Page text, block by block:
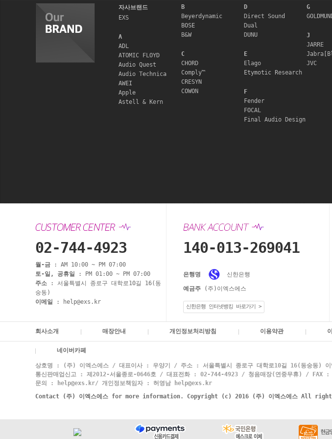
자사브랜드
EXS
A
ADL
ATOMIC FLOYD
Audio Quest
Audio Technica
AWEI
Apple
Astell & Kern
B
Beyerdynamic
BOSE
B&W
C
CHORD
Comply™
CRESYN
COWON
D
Direct Sound
Dual
DUNU
E
Elago
Etymotic Research
F
Fender
FOCAL
Final Audio Design
G
J
JARRE
JVC
02-744-4923
월-금 : AM 10:00 ~ PM 07:00
토-일, 공휴일
: PM 01:00 ~ PM 07:00
주소 : 서울특별시 종로구 대학로10길 16(동
숭동)
이메일
: help@exs.kr
140-013-269041
은행명 신한은행
예금주 (주)이엑스에스
신한은행 인터넷뱅킹 바로가기 >
회사소개 매장안내 개인정보처리방침 이용약관
네이버카페
상호명 : (주) 이엑스에스 / 대표이사 : 우양기 / 주소 : 서울특별시 종로구 대학로10길 16(동숭동)
통신판매업신고 : 제2012-서울종로-0646호 / 대표전화 : 02-744-4923 / 청음매장(연중무휴) / FAX :
문의 : help@exs.kr/ 개인정보책임자 : 허영남 help@exs.kr
Contact (주) 이엑스에스 for more information. Copyright (c) 2016 (주) 이엑스에스 All